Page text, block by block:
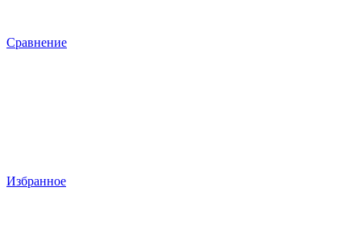
Сравнение
Избранное